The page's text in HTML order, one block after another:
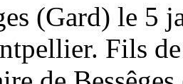
(Gard) le 5
Fils